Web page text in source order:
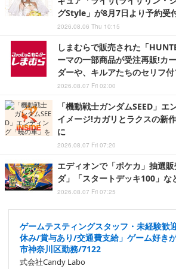
グStyle」が8月7日より予約受
2026.08.06 Thu 10:15
しまむらで販売された「
ーマの一部商品が受注再販!カ
ダーや、キルアたちのセリフ
2026.08.07 Fri 02:00
「機動戦士ガンダムSEED」
イメージ!カガリとラクスの新
に
2026.08.07 Fri 07:20
エディオンで「ポケカ」抽選
ダ」「スタートデッキ100」な
2026.08.07 Fri 07:25
ゲームテスティングスタッフ・未経験歓
休み/賞与あり/交通費支給」ゲーム好き
市神奈川区勤務/7122
式会社Candy Labo